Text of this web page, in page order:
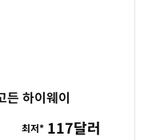
든 하이웨이
최저* 117달러